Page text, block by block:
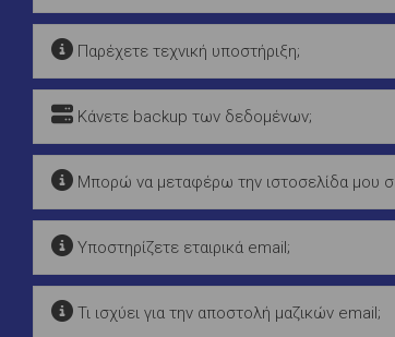
Παρέχετε τεχνική υποστήριξη;
Κάνετε backup των δεδομένων;
Μπορώ να μεταφέρω την ιστοσελίδα μου
Υποστηρίζετε εταιρικά email;
Τι ισχύει για την αποστολή μαζικών email;